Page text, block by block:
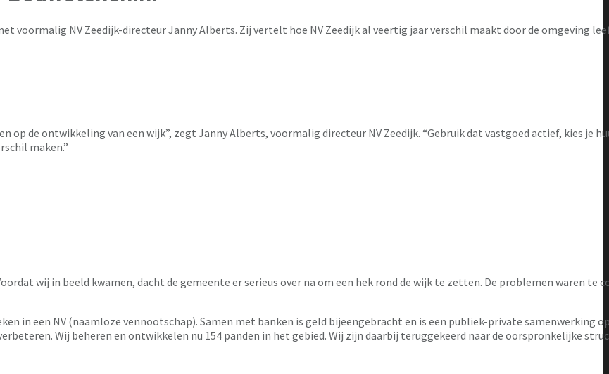
voormalig NV Zeedijk-directeur Janny Alberts. Zij vertelt hoe NV Zeedijk al veertig jaar verschil maakt door de omgeving
op de ontwikkeling van een wijk”, zegt Janny Alberts, voormalig directeur NV Zeedijk. “Gebruik dat vastgoed actief, kies je
maken.”
wij in beeld kwamen, dacht de gemeente er serieus over na om een hek rond de wijk te zetten. De problemen waren te
in een NV (naamloze vennootschap). Samen met banken is geld bijeengebracht en is een publiek-private samenwerking
Wij beheren en ontwikkelen nu 154 panden in het gebied. Wij zijn daarbij teruggekeerd naar de oorspronkelijke